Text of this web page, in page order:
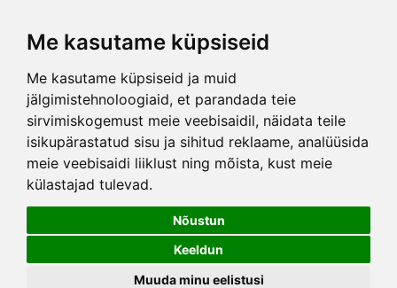
Me kasutame küpsiseid
Me kasutame küpsiseid ja muid
jälgimistehnoloogiaid, et parandada teie
sirvimiskogemust meie veebisaidil, näidata teile
isikupärastatud sisu ja sihitud reklaame, analüüsida
meie veebisaidi liiklust ning mõista, kust meie
külastajad tulevad.
Nõustun
Keeldun
Muuda minu eelistusi